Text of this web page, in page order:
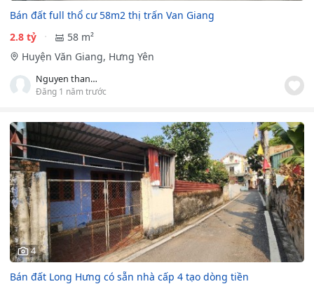
Bán đất full thổ cư 58m2 thị trấn Van Giang
2.8 tỷ
58 m²
Huyện Văn Giang, Hưng Yên
Nguyen thanh duy
Đăng 1 năm trước
4
Bán đất Long Hưng có sẵn nhà cấp 4 tạo dòng tiền